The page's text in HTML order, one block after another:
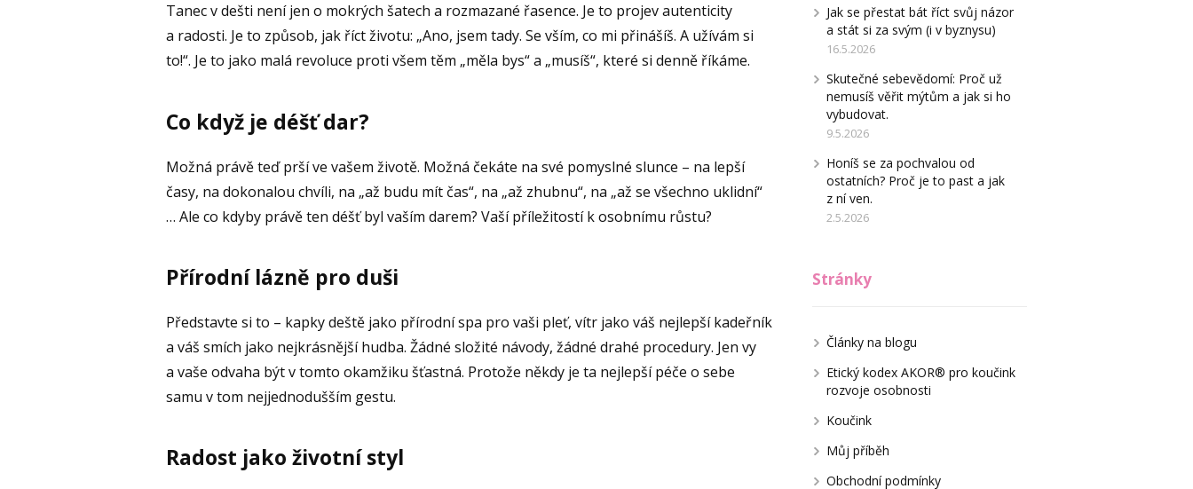
Tanec v dešti není jen o mokrých šatech a rozmazané řasence. Je to projev autenticity
a radosti. Je to způsob, jak říct životu: „Ano, jsem tady. Se vším, co mi přinášíš. A užívám si
to!“. Je to jako malá revoluce proti všem těm „měla bys“ a „musíš“, které si denně říkáme.
Co když je déšť dar?
Možná právě teď prší ve vašem životě. Možná čekáte na své pomyslné slunce – na lepší
časy, na dokonalou chvíli, na „až budu mít čas“, na „až zhubnu“, na „až se všechno uklidní“
… Ale co kdyby právě ten déšť byl vaším darem? Vaší příležitostí k osobnímu růstu?
Přírodní lázně pro duši
Představte si to – kapky deště jako přírodní spa pro vaši pleť, vítr jako váš nejlepší kadeřník
a váš smích jako nejkrásnější hudba. Žádné složité návody, žádné drahé procedury. Jen vy
a vaše odvaha být v tomto okamžiku šťastná. Protože někdy je ta nejlepší péče o sebe
samu v tom nejjednodušším gestu.
Radost jako životní styl
Jak se přestat bát říct svůj názor
a stát si za svým (i v byznysu)
16.5.2026
Skutečné sebevědomí: Proč už
nemusíš věřit mýtům a jak si ho
vybudovat.
9.5.2026
Honíš se za pochvalou od
ostatních? Proč je to past a jak
z ní ven.
2.5.2026
Stránky
Články na blogu
Etický kodex AKOR® pro koučink
rozvoje osobnosti
Koučink
Můj příběh
Obchodní podmínky